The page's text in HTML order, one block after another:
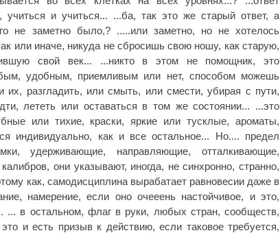
учиться и учиться... ...ба, так это же старый ответ, а
не заметно было,? .....или заметно, но не хотелось
или иначе, никуда не сбросишь свою ношу, как старую,
свой век... ...никто в этом не помощник, это
удобным, приемливым или нет, способом можешь
их, разгладить, или смыть, или смести, убирая с пути,
лететь или оставаться в том же состоянии... ...это
или тихие, краски, яркие или тусклые, ароматы,
индивидуально, как и все остальное... Но.... предел
удерживающие, направляющие, отталкивающие,
они указывают, иногда, не синхронно, странно,
как, самодисциплина вырабатает равновесии даже в
намерение, если оно очееень настойчивое, и это,
... в остальном, флаг в руки, любых стран, сообществ,
и есть призыв к действию, если таковое требуется,